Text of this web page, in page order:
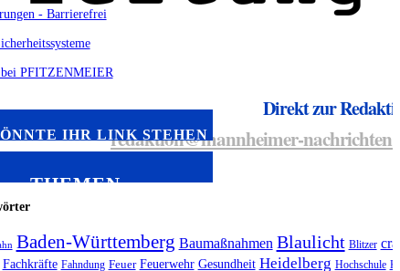
Direkt zur
redaktion@mannheimer-
IHR LINK STEHEN
THEMEN
Baden-Württemberg Baumaßnahmen Blaulicht Blitzer
Fachkräfte Fahndung Feuer Feuerwehr Gesundheit Heidelberg Hochschule